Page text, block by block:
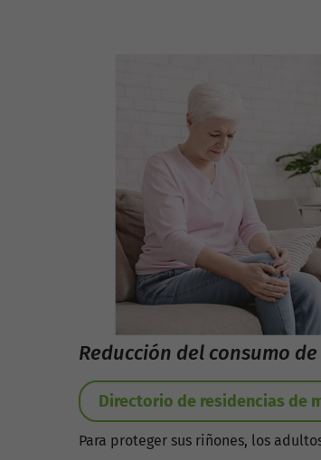
Reducción del consumo
Directorio de residencias de
Para proteger sus riñones, los